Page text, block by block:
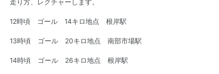
走り方、レクチャーします。
12時頃 ゴール 14キロ地点 根岸駅
13時頃 ゴール 20キロ地点 南部市場駅
14時頃 ゴール 26キロ地点 根岸駅